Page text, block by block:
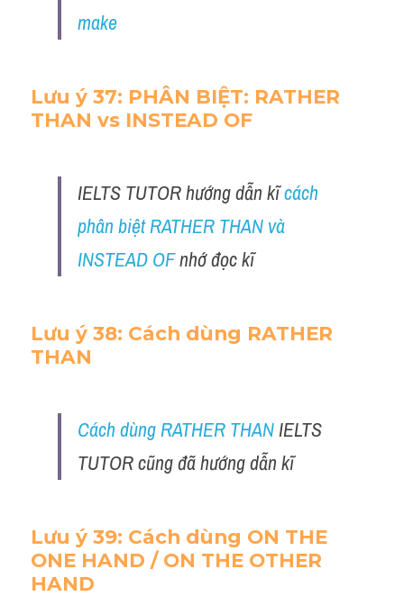
make
Lưu ý 37: PHÂN BIỆT: RATHER
THAN vs INSTEAD OF
IELTS TUTOR hướng dẫn kĩ cách
phân biệt RATHER THAN và
INSTEAD OF nhớ đọc kĩ
Lưu ý 38: Cách dùng RATHER
THAN
Cách dùng RATHER THAN IELTS
TUTOR cũng đã hướng dẫn kĩ
Lưu ý 39: Cách dùng ON THE
ONE HAND / ON THE OTHER
HAND